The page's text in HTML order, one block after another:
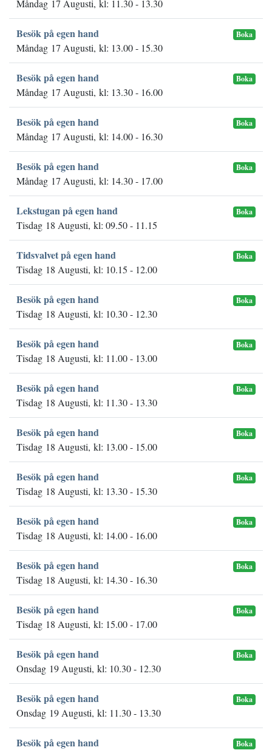
Måndag 17 Augusti, kl: 11.30 - 13.30
Besök på egen hand Boka
Måndag 17 Augusti, kl: 13.00 - 15.30
Besök på egen hand Boka
Måndag 17 Augusti, kl: 13.30 - 16.00
Besök på egen hand Boka
Måndag 17 Augusti, kl: 14.00 - 16.30
Besök på egen hand Boka
Måndag 17 Augusti, kl: 14.30 - 17.00
Lekstugan på egen hand Boka
Tisdag 18 Augusti, kl: 09.50 - 11.15
Tidsvalvet på egen hand Boka
Tisdag 18 Augusti, kl: 10.15 - 12.00
Besök på egen hand Boka
Tisdag 18 Augusti, kl: 10.30 - 12.30
Besök på egen hand Boka
Tisdag 18 Augusti, kl: 11.00 - 13.00
Besök på egen hand Boka
Tisdag 18 Augusti, kl: 11.30 - 13.30
Besök på egen hand Boka
Tisdag 18 Augusti, kl: 13.00 - 15.00
Besök på egen hand Boka
Tisdag 18 Augusti, kl: 13.30 - 15.30
Besök på egen hand Boka
Tisdag 18 Augusti, kl: 14.00 - 16.00
Besök på egen hand Boka
Tisdag 18 Augusti, kl: 14.30 - 16.30
Besök på egen hand Boka
Tisdag 18 Augusti, kl: 15.00 - 17.00
Besök på egen hand Boka
Onsdag 19 Augusti, kl: 10.30 - 12.30
Besök på egen hand Boka
Onsdag 19 Augusti, kl: 11.30 - 13.30
Besök på egen hand Boka